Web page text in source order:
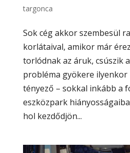
targonca
Sok cég akkor szembesül
korlátaival, amikor már
torlódnak az áruk, csúszik
probléma gyökere
tényező – sokkal inkább a
eszközpark
hol kezdődjön...